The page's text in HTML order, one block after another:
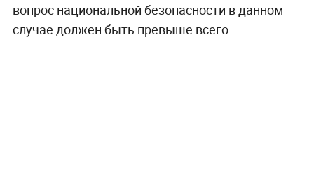
вопрос национальной безопасности в данном
случае должен быть превыше всего.